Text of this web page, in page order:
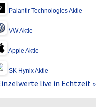
Palantir Technologies Aktie
VW Aktie
Apple Aktie
SK Hynix Aktie
live in Echtzeit »